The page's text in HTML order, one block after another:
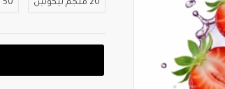
20 ملجم نيكوتين 50 ملجم نيكوتين